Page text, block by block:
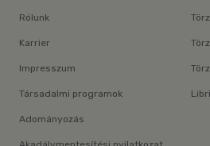
Rólunk
Karrier
Impresszum
Társadalmi programok
Adományozás